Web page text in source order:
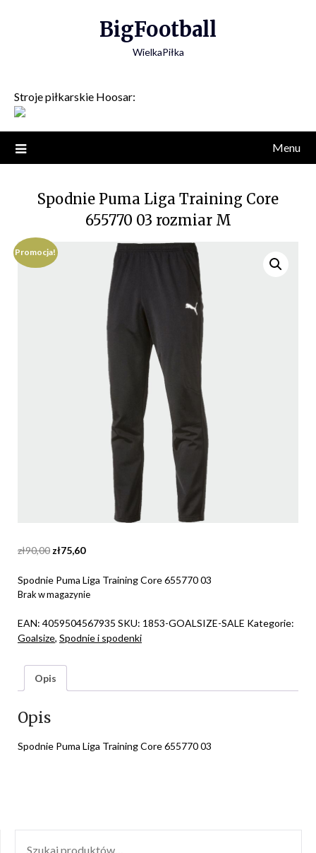
BigFootball
WielkaPiłka
Stroje piłkarskie Hoosar:
Menu
Spodnie Puma Liga Training Core
655770 03 rozmiar M
Promocja!
zł90,00 Original
was:
zł90,00.
zł75,60Current
is:
zł75,60.
Spodnie Puma Liga Training Core 655770 03
Brak w magazynie
EAN: 4059504567935 SKU: 1853-GOALSIZE-SALE Kategorie:
Goalsize, Spodnie i spodenki
Opis
Opis
Spodnie Puma Liga Training Core 655770 03